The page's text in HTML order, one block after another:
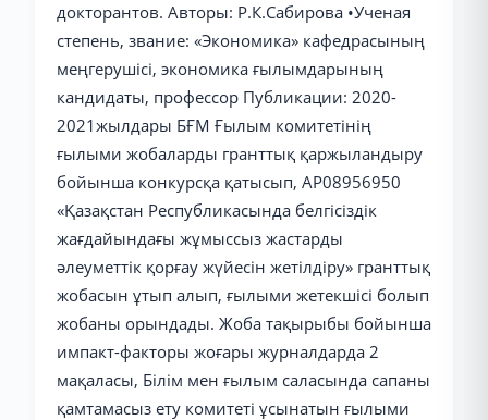
докторантов. Авторы: Р.К.Сабирова •Ученая
степень, звание: «Экономика» кафедрасының
меңгерушісі, экономика ғылымдарының
кандидаты, профессор Публикации: 2020-
2021жылдары БҒМ Ғылым комитетінің
ғылыми жобаларды гранттық қаржыландыру
бойынша конкурсқа қатысып, АР08956950
«Қазақстан Республикасында белгісіздік
жағдайындағы жұмыссыз жастарды
әлеуметтік қорғау жүйесін жетілдіру» гранттық
жобасын ұтып алып, ғылыми жетекшісі болып
жобаны орындады. Жоба тақырыбы бойынша
импакт-факторы жоғары журналдарда 2
мақаласы, Білім мен ғылым саласында сапаны
қамтамасыз ету комитеті ұсынатын ғылыми